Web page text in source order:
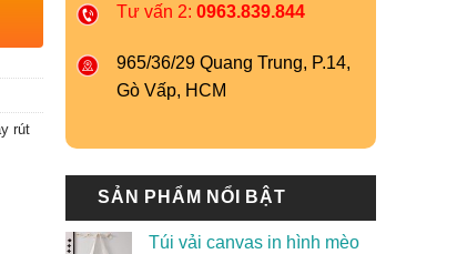
Tư vấn 2: 0963.839.844
965/36/29 Quang Trung, P.14,
Gò Vấp, HCM
SẢN PHẨM NỔI BẬT
Túi vải canvas in hình mèo
rút